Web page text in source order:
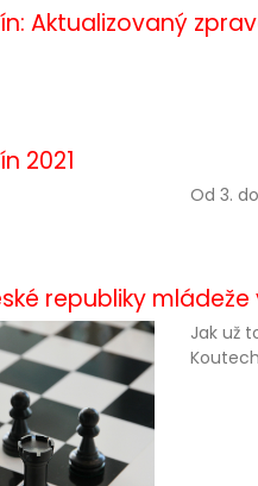
Aktualizovaný
2021
Od 3.
republiky mládeže
Jak už